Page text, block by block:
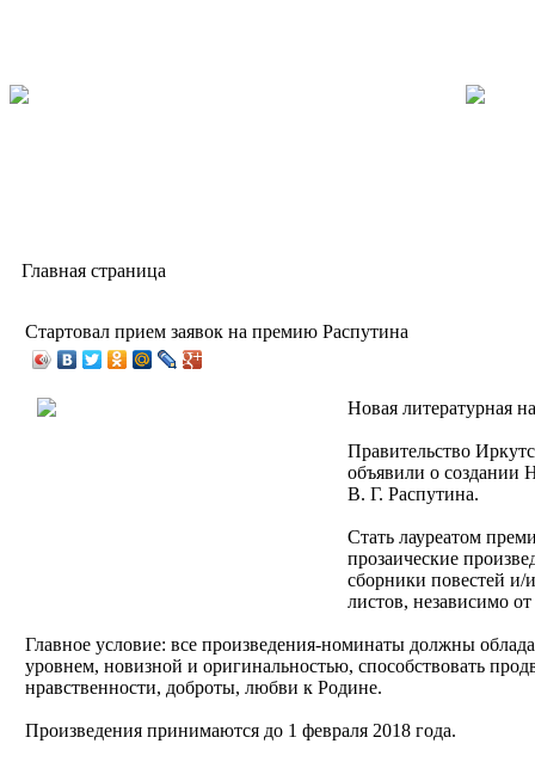
Главная страница
Стартовал прием заявок на премию Распутина
Новая литературная
Правительство
объявили о создании
В. Г. Распутина.
Стать лауреатом
прозаические
сборники повестей и/
листов, независимо
Главное условие: все произведения-номинаты должны
уровнем, новизной и оригинальностью, способствовать
нравственности, доброты, любви к Родине.
Произведения принимаются до 1 февраля 2018 года.